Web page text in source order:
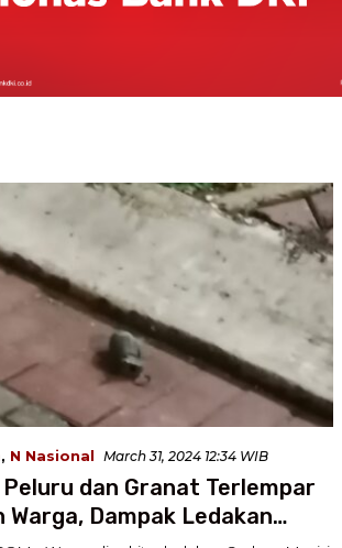
, N Nasional March 31, 2024 12:34 WIB
dan Granat Terlempar
Warga, Dampak Ledakan